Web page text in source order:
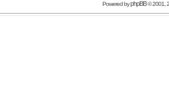
Powered byphpBB© 2001,